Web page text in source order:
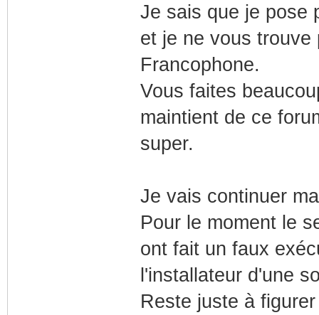
Je sais que je pose
et je ne vous trouve
Francophone.
Vous faites
maintient de ce
super.
Je vais continuer
Pour le moment le
ont fait un faux
l'installateur d'une
Reste juste à